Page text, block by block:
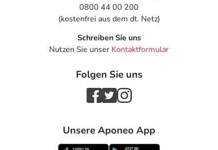
0800 44 00 200
(kostenfrei aus dem dt. Netz)
Schreiben Sie uns
Nutzen Sie unser Kontaktformular
Folgen Sie uns
Unsere Aponeo App